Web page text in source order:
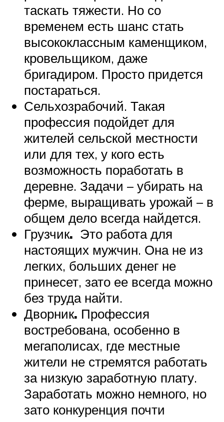
таскать тяжести. Но со
временем есть шанс стать
высококлассным каменщиком,
кровельщиком, даже
бригадиром. Просто придется
постараться.
Сельхозрабочий. Такая
профессия подойдет для
жителей сельской местности
или для тех, у кого есть
возможность поработать в
деревне. Задачи – убирать на
ферме, выращивать урожай – в
общем дело всегда найдется.
Грузчик. Это работа для
настоящих мужчин. Она не из
легких, больших денег не
принесет, зато ее всегда можно
без труда найти.
Дворник. Профессия
востребована, особенно в
мегаполисах, где местные
жители не стремятся работать
за низкую заработную плату.
Заработать можно немного, но
зато конкуренция почти